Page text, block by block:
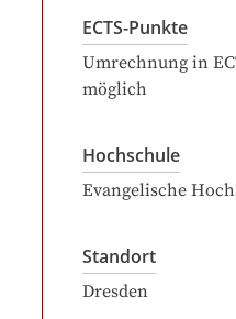
ECTS-Punkte
Umrechnung in
möglich
Hochschule
Evangelische
Standort
Dresden